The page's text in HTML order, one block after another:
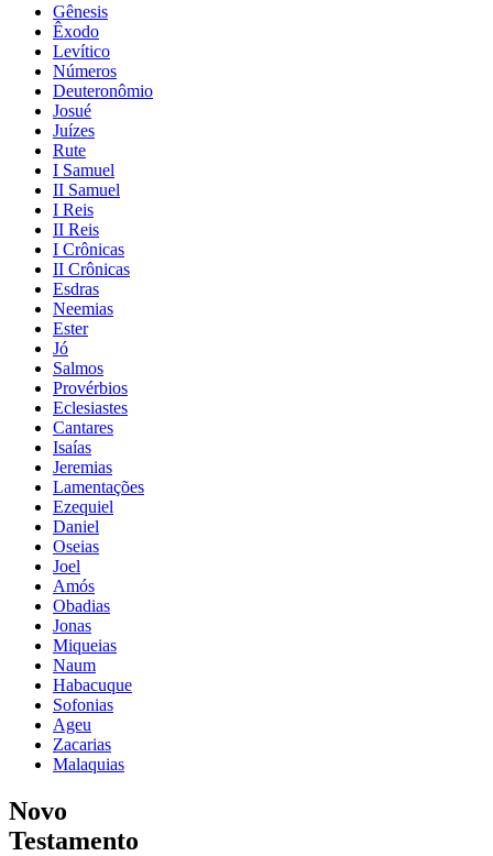
Gênesis
Êxodo
Levítico
Números
Deuteronômio
Josué
Juízes
Rute
I Samuel
II Samuel
I Reis
II Reis
I Crônicas
II Crônicas
Esdras
Neemias
Ester
Jó
Salmos
Provérbios
Eclesiastes
Cantares
Isaías
Jeremias
Lamentações
Ezequiel
Daniel
Oseias
Joel
Amós
Obadias
Jonas
Miqueias
Naum
Habacuque
Sofonias
Ageu
Zacarias
Malaquias
Novo
Testamento